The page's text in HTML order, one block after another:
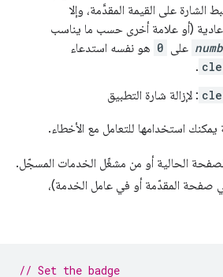
الشارة على القيمة المقدَّمة، وإلا
(أو علامة أخرى حسب ما يناسب
على 0 هو نفسه استدعاء
.
: لإزالة شارة التطبيق
استخدامها للتعامل مع الأخطاء.
الحالية أو من مشغّل الخدمات المسجّل.
صفحة المقدّمة أو في عامل الخدمة)،
// Set the badge